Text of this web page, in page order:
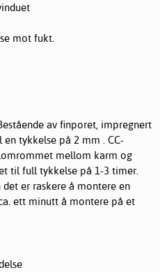
mot fukt.
av finporet, impregnert
tykkelse på 2 mm . CC-
mellom karm og
til full tykkelse på 1-3 timer.
det er raskere å montere en
ett minutt å montere på et